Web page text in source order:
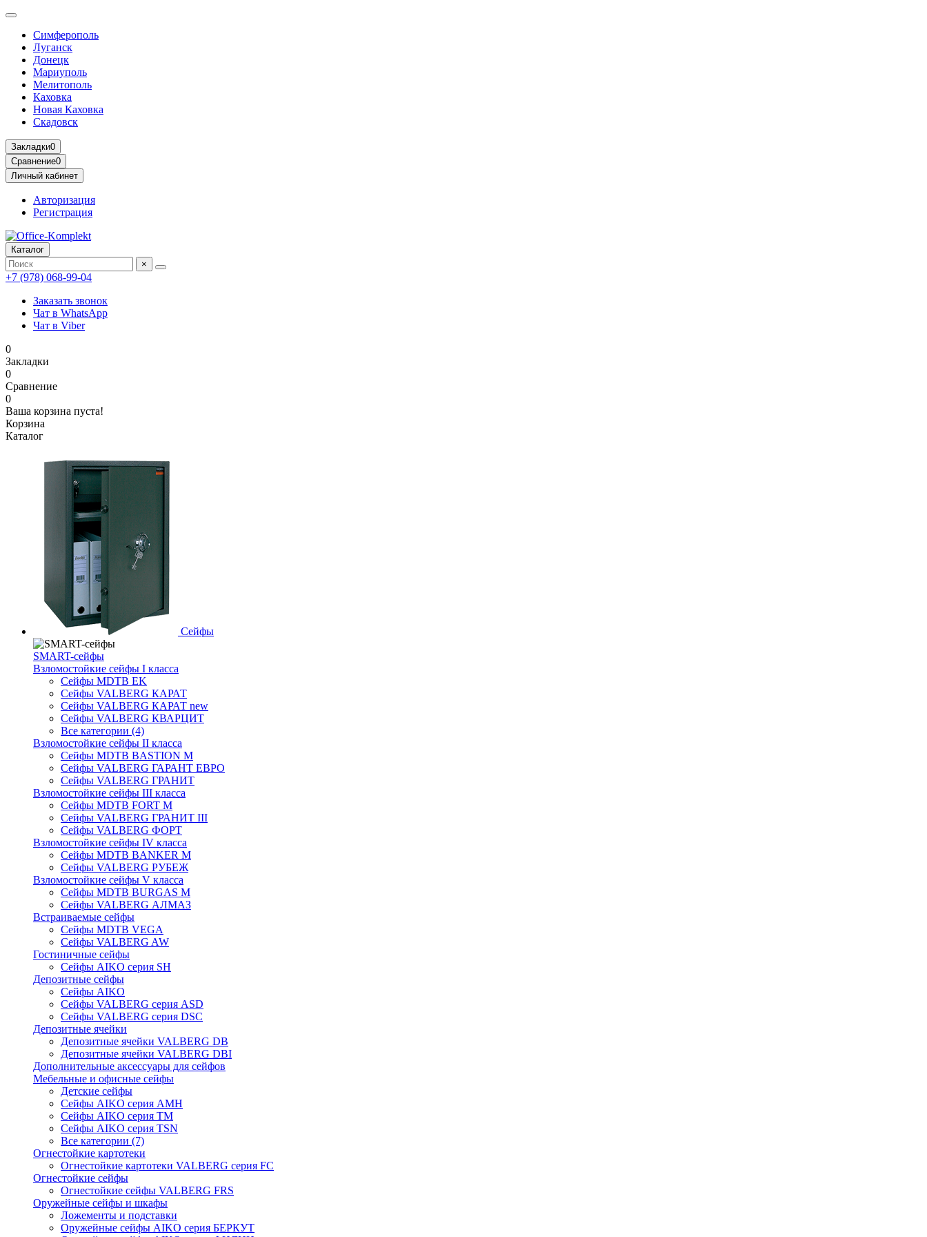
Симферополь
Луганск
Донецк
Мариуполь
Мелитополь
Каховка
Новая Каховка
Скадовск
Закладки0
Сравнение0
Личный кабинет
Авторизация
Регистрация
Каталог
×
+7 (978) 068-99-04
Заказать звонок
Чат в WhatsApp
Чат в Viber
0
Закладки
0
Сравнение
0
Ваша корзина пуста!
Корзина
Каталог
Сейфы
SMART-сейфы
Взломостойкие сейфы I класса
Сейфы MDTB EK
Сейфы VALBERG КАРАТ
Сейфы VALBERG КАРАТ new
Сейфы VALBERG КВАРЦИТ
Все категории (4)
Взломостойкие сейфы II класса
Сейфы MDTB BASTION M
Сейфы VALBERG ГАРАНТ ЕВРО
Сейфы VALBERG ГРАНИТ
Взломостойкие сейфы III класса
Сейфы MDTB FORT M
Сейфы VALBERG ГРАНИТ III
Сейфы VALBERG ФОРТ
Взломостойкие сейфы IV класса
Сейфы MDTB BANKER M
Сейфы VALBERG РУБЕЖ
Взломостойкие сейфы V класса
Сейфы MDTB BURGAS M
Сейфы VALBERG АЛМАЗ
Встраиваемые сейфы
Сейфы MDTB VEGA
Сейфы VALBERG AW
Гостиничные сейфы
Сейфы AIKO серия SH
Депозитные сейфы
Сейфы AIKO
Сейфы VALBERG серия ASD
Сейфы VALBERG серия DSC
Депозитные ячейки
Депозитные ячейки VALBERG DB
Депозитные ячейки VALBERG DBI
Дополнительные аксессуары для сейфов
Мебельные и офисные сейфы
Детские сейфы
Сейфы AIKO серия AMH
Сейфы AIKO серия TM
Сейфы AIKO серия TSN
Все категории (7)
Огнестойкие картотеки
Огнестойкие картотеки VALBERG серия FC
Огнестойкие сейфы
Огнестойкие сейфы VALBERG FRS
Оружейные сейфы и шкафы
Ложементы и подставки
Оружейные сейфы AIKO серия БЕРКУТ